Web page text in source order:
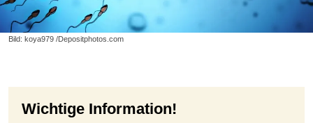
Bild: koya979 /Depositphotos.com
Wichtige Information!